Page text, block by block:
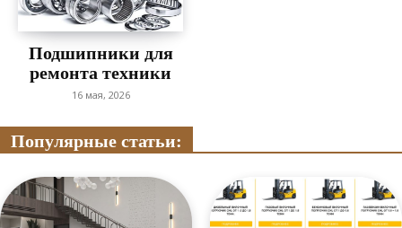
Подшипники для
ремонта техники
16 мая, 2026
Популярные статьи: